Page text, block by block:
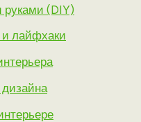
(DIY)
лайфхаки